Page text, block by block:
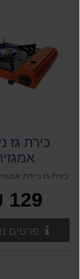
כירת גז
129 ₪
פרטים